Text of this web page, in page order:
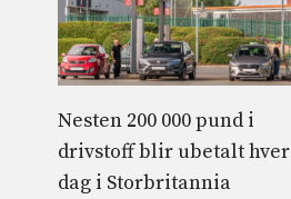
Nesten 200 000 pund i
drivstoff blir ubetalt hver
dag i Storbritannia